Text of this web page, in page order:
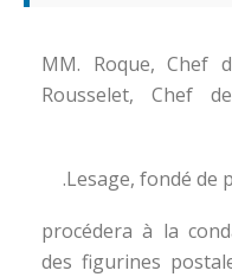
MM. Roque, Chef
Rousselet, Chef
Lesage, fondé de
procédera à la
des figurines